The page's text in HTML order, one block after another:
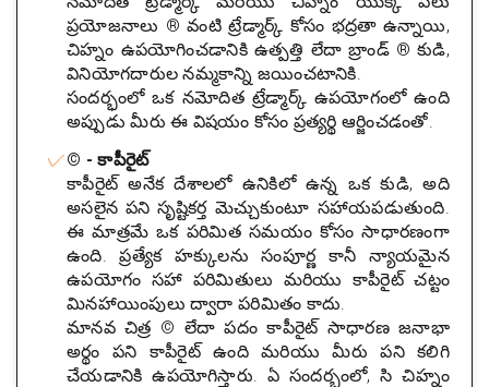
ప్రయోజనాలు ® వంటి ట్రేడ్మార్క్ కోసం భద్రతా ఉన్నాయి,
చిహ్నం ఉపయోగించడానికి ఉత్పత్తి లేదా బ్రాండ్ ® కుడి,
వినియోగదారుల నమ్మకాన్ని జయించటానికి.
సందర్భంలో ఒక నమోదిత ట్రేడ్మార్క్ ఉపయోగంలో ఉంది
అప్పుడు మీరు ఈ విషయం కోసం ప్రత్యర్థి ఆర్జించడంతో.
© - కాపీరైట్
కాపీరైట్ అనేక దేశాలలో ఉనికిలో ఉన్న ఒక కుడి, అది
అసలైన పని సృష్టికర్త మెచ్చుకుంటూ సహాయపడుతుంది.
ఈ మాత్రమే ఒక పరిమిత సమయం కోసం సాధారణంగా
ఉంది. ప్రత్యేక హక్కులను సంపూర్ణ కానీ న్యాయమైన
ఉపయోగం సహా పరిమితులు మరియు కాపీరైట్ చట్టం
మినహాయింపులు ద్వారా పరిమితం కాదు.
మానవ చిత్ర © లేదా పదం కాపీరైట్ సాధారణ జనాభా
అర్థం పని కాపీరైట్ ఉంది మరియు మీరు పని కలిగి
చేయడానికి ఉపయోగిస్తారు. ఏ సందర్భంలో, సి చిహ్నం